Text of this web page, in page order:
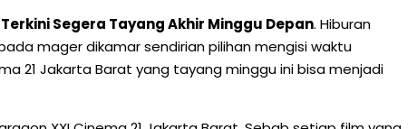
Segera Tayang Akhir Minggu Depan. Hiburan
mager dikamar sendirian pilihan mengisi waktu
21 Jakarta Barat yang tayang minggu ini bisa menjadi